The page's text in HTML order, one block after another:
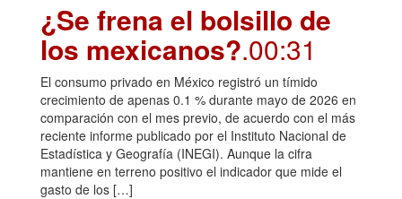
¿Se frena el bolsillo de
los mexicanos?.00:31
El consumo privado en México registró un tímido
crecimiento de apenas 0.1 % durante mayo de 2026 en
comparación con el mes previo, de acuerdo con el más
reciente informe publicado por el Instituto Nacional de
Estadística y Geografía (INEGI). Aunque la cifra
mantiene en terreno positivo el indicador que mide el
gasto de los […]